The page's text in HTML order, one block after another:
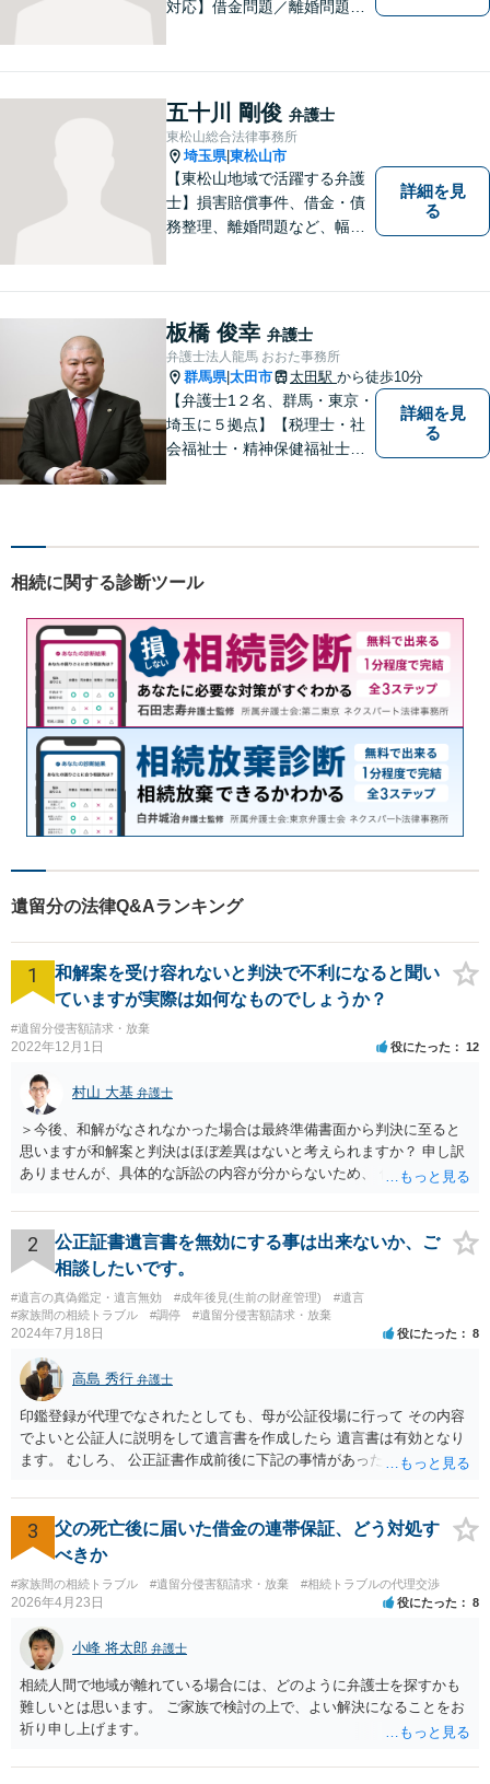
対応】借金問題／離婚問題／
意匠登録など弁理士業務も、
幅広く対応。地域に根ざした
法律事務所／特許事務所を目
指しています。お気軽にご相
談ください。
五十川 剛俊 弁護士
東松山総合法律事務所
埼玉県|東松山市
【東松山地域で活躍する弁護
士】損害賠償事件、借金・債
務整理、離婚問題など、幅広
ことを大切にしています。お
一人で悩むことなく、お気軽
にご相談ください。
詳細を見
る
板橋 俊幸 弁護士
弁護士法人龍馬 おおた事務所
群馬県|太田市 太田駅 から徒歩10分
【弁護士1２名、群馬・東京・
埼玉に５拠点】【税理士・社
会福祉士・精神保健福祉士が
能】
詳細を見
る
相続に関する診断ツール
遺留分の法律Q&Aランキング
1
和解案を受け容れないと判決で不利になると聞い
ていますが実際は如何なものでしょうか？
#遺留分侵害額請求・放棄
2022年12月1日 役にたった 12
村山 大基 弁護士
＞今後、和解がなされなかった場合は最終準備書面から判決に至ると
思いますが和解案と判決はほぼ差異はないと考えられますか？ 申し訳
ありませんが、具体的な訴訟の内容が分からないため、 何とも回答が
わかっている代理人弁護士に聞くか、 訴訟資料を持って面談相談に行
ってみましょう。 その上で、一般論として回答するなら、和解案と判
決は（ケースによって程度の差はあっても）食い違うことが多いで
す。 金額は適当ですが、例えば判決で１００万円支払え、という結論
になりそうな場合、 そのまま１００万円を和解案として提示しても、
判決と変わらないなら払う側としてはあまり和解に応じようという気
のまま判決で１００万円支払いとなるより、７０万円でまとめた方が
マシ」ということで、 合意の可能性が出てきます。 応じるかどうか
は、判決になったらどうなりそうか、という点についての検討が不可
欠ですので、 初めに述べた通り、代理人と相談するか、資料を持って
面談相談に行ってみることをお勧めします。
2
公正証書遺言書を無効にする事は出来ないか、ご
相談したいです。
#遺言の真偽鑑定・遺言無効 #成年後見(生前の財産管理)
#遺言
#家族間の相続トラブル
#調停 #遺留分侵害額請求・放棄
2024年7月18日 役にたった 8
高島 秀行 弁護士
印鑑登録が代理でなされたとしても、母が公証役場に行って その内容
でよいと公証人に説明をして遺言書を作成したら 遺言書は有効となり
ます。 むしろ、 公正証書作成前後に下記の事情があったことが証明で
月に携帯が新しくなった母からの第一声は「ここにいたら殺される」
「面会に来てくれ」で、長男に聞くと「面会は出来ない。俺は携帯電
話の使い方を教える為に会っている」「母の話は聞かなくて良い」と
電話が切れました。その後の電話でも「食事に毒が入っている」「体
にチップが埋められている」等、おかしかったです。 当時の診療記
録、介護認定の資料、介護記録を取得して 弁護士に面談で相談された
方がよいと思います。
3
父の死亡後に届いた借金の連帯保証、どう対処す
べきか
#家族間の相続トラブル #遺留分侵害額請求・放棄 #相続トラブルの代理交渉
2026年4月23日 役にたった 8
小峰 将太郎 弁護士
相続人間で地域が離れている場合には、どのように弁護士を探すかも
難しいとは思います。 ご家族で検討の上で、よい解決になることをお
祈り申し上げます。